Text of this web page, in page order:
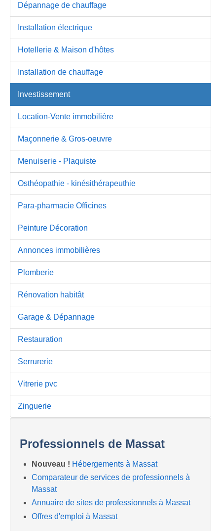
Dépannage de chauffage
Installation électrique
Hotellerie & Maison d'hôtes
Installation de chauffage
Investissement
Location-Vente immobilière
Maçonnerie & Gros-oeuvre
Menuiserie - Plaquiste
Osthéopathie - kinésithérapeuthie
Para-pharmacie Officines
Peinture Décoration
Annonces immobilières
Plomberie
Rénovation habitât
Garage & Dépannage
Restauration
Serrurerie
Vitrerie pvc
Zinguerie
Professionnels de Massat
Nouveau ! Hébergements à Massat
Comparateur de services de professionnels à
Massat
Annuaire de sites de professionnels à Massat
Offres d'emploi à Massat